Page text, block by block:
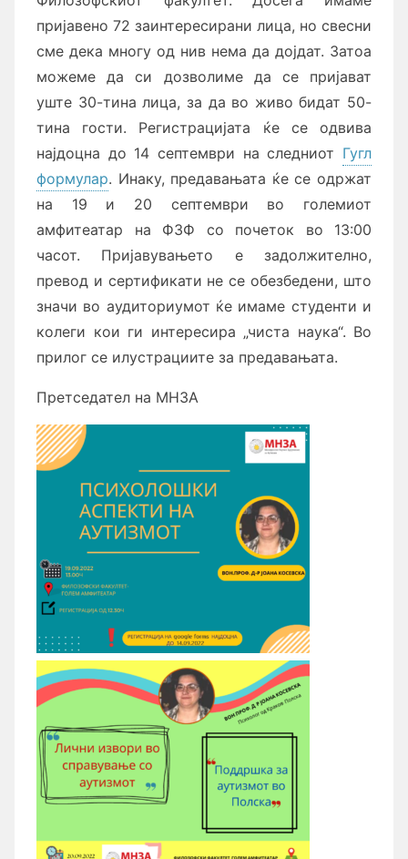
пријавено 72 заинтересирани лица, но свесни
сме дека многу од нив нема да дојдат. Затоа
можеме да си дозволиме да се пријават
уште 30-тина лица, за да во живо бидат 50-
тина гости. Регистрацијата ќе се одвива
најдоцна до 14 септември на следниот Гугл
формулар. Инаку, предавањата ќе се одржат
на 19 и 20 септември во големиот
амфитеатар на ФЗФ со почеток во 13:00
часот. Пријавувањето е задолжително,
превод и сертификати не се обезбедени, што
значи во аудиториумот ќе имаме студенти и
колеги кои ги интересира „чиста наука“. Во
прилог се илустрациите за предавањата.
Претседател на МНЗА